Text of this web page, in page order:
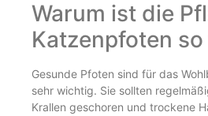
Warum ist die
Katzenpfoten
Gesunde Pfoten sind für das
sehr wichtig. Sie sollten
Krallen geschoren und trockene